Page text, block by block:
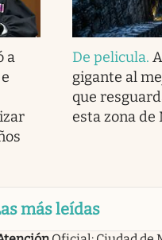
a
De pelicula.
gigante al
que
esta zona de
más leídas